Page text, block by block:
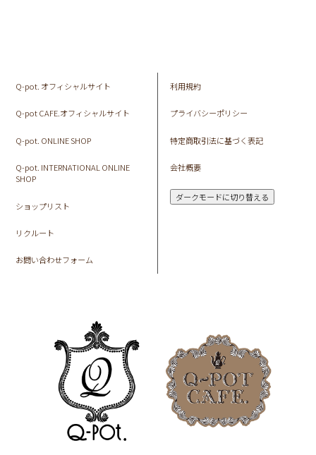
Q-pot. オフィシャルサイト
Q-pot CAFE.オフィシャルサイト
Q-pot. ONLINE SHOP
Q-pot. INTERNATIONAL ONLINE
SHOP
ショップリスト
リクルート
お問い合わせフォーム
利用規約
プライバシーポリシー
特定商取引法に基づく表記
会社概要
ダークモードに切り替える